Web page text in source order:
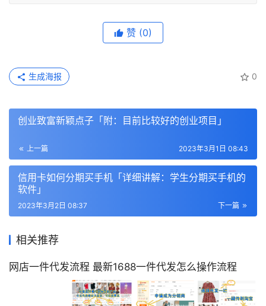
赞 (0)
0
生成海报
创业致富新颖点子「附：目前比较好的创业项目」
上一篇 2023年3月1日 08:43
信用卡如何分期买手机「详细讲解：学生分期买手机的
软件」
下一篇
2023年3月2日 08:37
相关推荐
网店一件代发流程 最新1688一件代发怎么操作流程